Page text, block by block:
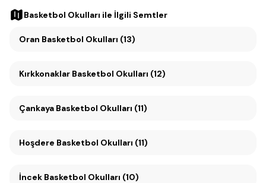
Basketbol Okulları ile İlgili Semtler
Oran Basketbol Okulları (13)
Kırkkonaklar Basketbol Okulları (12)
Çankaya Basketbol Okulları (11)
Hoşdere Basketbol Okulları (11)
İncek Basketbol Okulları (10)